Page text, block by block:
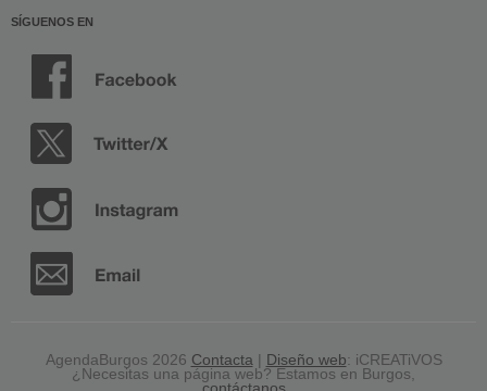
SÍGUENOS EN
AgendaBurgos 2026 Contacta| Diseño web: iCREATiVOS
¿Necesitas una página web? Estamos en Burgos,